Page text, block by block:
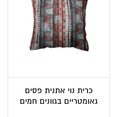
כרית נוי אתנית פסים
גאומטריים בגוונים חמים